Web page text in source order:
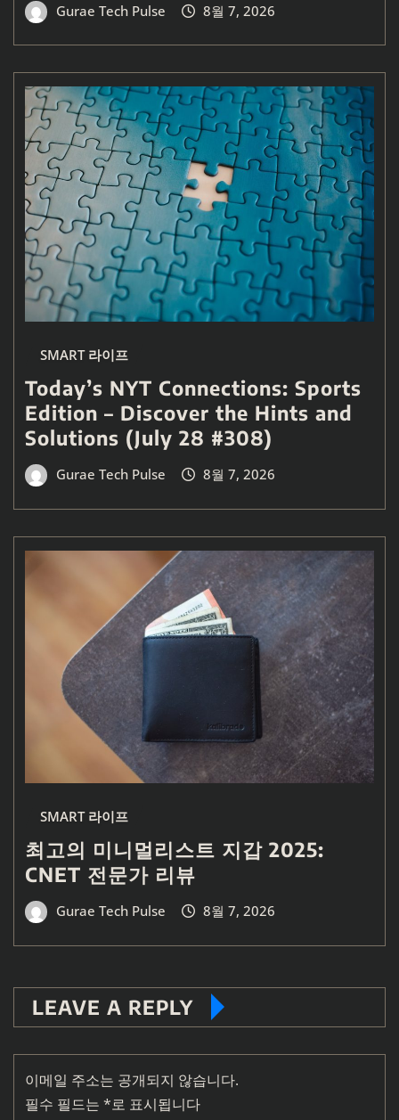
Gurae Tech Pulse 8월 7, 2026
SMART 라이프
Today’s NYT Connections: Sports
Edition – Discover the Hints and
Solutions (July 28 #308)
Gurae Tech Pulse 8월 7, 2026
SMART 라이프
최고의 미니멀리스트 지갑 2025:
CNET 전문가 리뷰
Gurae Tech Pulse 8월 7, 2026
LEAVE A REPLY
이메일 주소는 공개되지 않습니다.
필수 필드는 *로 표시됩니다